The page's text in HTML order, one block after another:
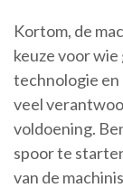
Kortom, de
keuze voor
technologie en
veel
voldoening.
spoor te
van de